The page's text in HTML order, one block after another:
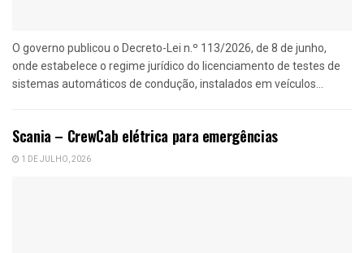
O governo publicou o Decreto-Lei n.º 113/2026, de 8 de junho,
onde estabelece o regime jurídico do licenciamento de testes de
sistemas automáticos de condução, instalados em veículos...
Scania – CrewCab elétrica para emergências
1 DE JULHO, 2026